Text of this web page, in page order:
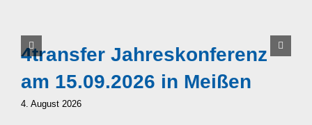
4transfer Jahreskonferenz
am 15.09.2026 in Meißen
4. August 2026